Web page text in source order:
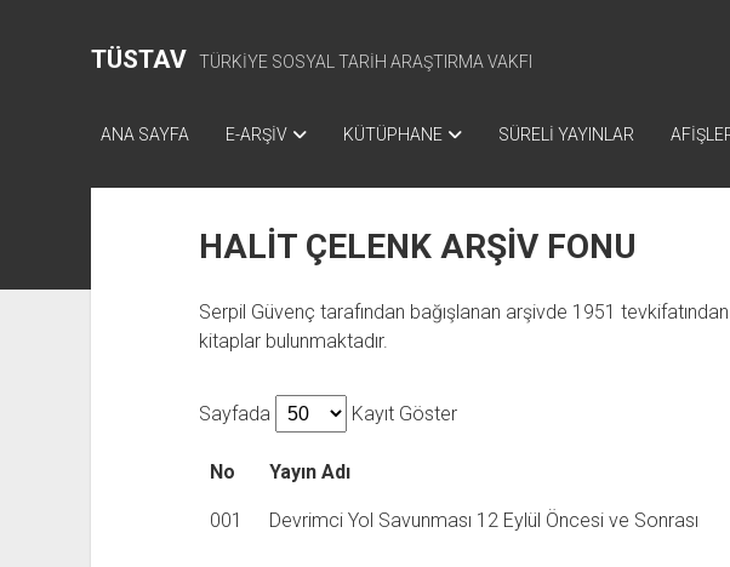
TÜSTAV TÜRKİYE SOSYAL TARİH ARAŞTIRMA VAKFI
ANA SAYFA E-ARŞİV KÜTÜPHANE SÜRELİ YAYINLAR
HALİT ÇELENK ARŞİV FONU
Serpil Güvenç tarafından bağışlanan arşivde 1951
kitaplar bulunmaktadır.
Sayfada Kayıt Göster
No Yayın Adı
001 Devrimci Yol Savunması 12 Eylül Öncesi ve Sonrası